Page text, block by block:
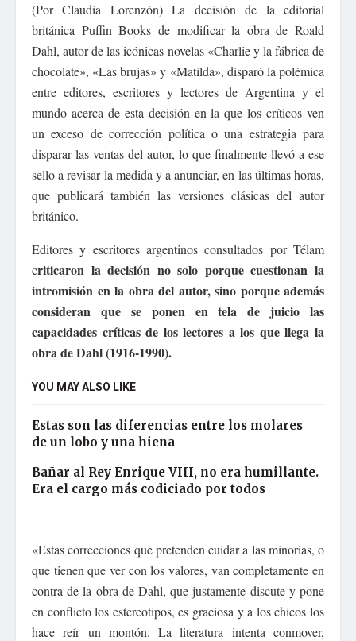
(Por Claudia Lorenzón) La decisión de la editorial
británica Puffin Books de modificar la obra de Roald
Dahl, autor de las icónicas novelas «Charlie y la fábrica de
chocolate», «Las brujas» y «Matilda», disparó la polémica
entre editores, escritores y lectores de Argentina y el
mundo acerca de esta decisión en la que los críticos ven
un exceso de corrección política o una estrategia para
disparar las ventas del autor, lo que finalmente llevó a ese
sello a revisar la medida y a anunciar, en las últimas horas,
que publicará también las versiones clásicas del autor
británico.
Editores y escritores argentinos consultados por Télam
criticaron la decisión no solo porque cuestionan la
intromisión en la obra del autor, sino porque además
consideran que se ponen en tela de juicio las
capacidades críticas de los lectores a los que llega la
obra de Dahl (1916-1990).
YOU MAY ALSO LIKE
Estas son las diferencias entre los molares
de un lobo y una hiena
Bañar al Rey Enrique VIII, no era humillante.
Era el cargo más codiciado por todos
«Estas correcciones que pretenden cuidar a las minorías, o
que tienen que ver con los valores, van completamente en
contra de la obra de Dahl, que justamente discute y pone
en conflicto los estereotipos, es graciosa y a los chicos los
hace reír un montón. La literatura intenta conmover,